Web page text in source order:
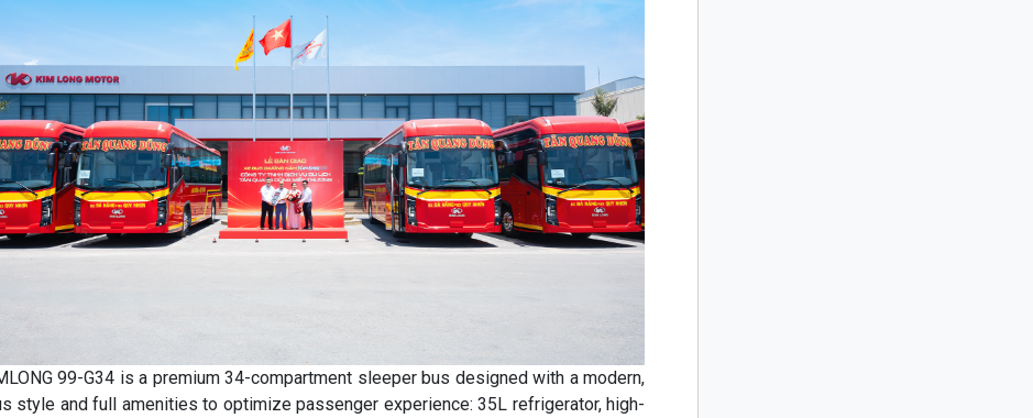
99-G34 is a premium 34-compartment sleeper bus designed with a modern,
style and full amenities to optimize passenger experience: 35L refrigerator, high-